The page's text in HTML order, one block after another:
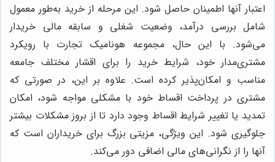
اعتبار آنها اطمینان حاصل شود. این مرحله از خرید به‌طور معمول
شامل بررسی درآمد، وضعیت شغلی و سابقه مالی خریدار
می‌شود. با این حال، مجموعه هونامیک تجارت با رویکرد
مشتری‌مدار خود، شرایط خرید را برای اقشار مختلف جامعه
مناسب و امکان‌پذیر کرده است. علاوه بر این، در صورتی که
مشتری در پرداخت اقساط خود با مشکلی مواجه شود، امکان
تمدید یا تغییر شرایط اقساط وجود دارد تا از بروز مشکلات بیشتر
جلوگیری شود. این ویژگی، مزیتی بزرگ برای خریداران است که
آنها را از نگرانی‌های مالی اضافی دور می‌کند.